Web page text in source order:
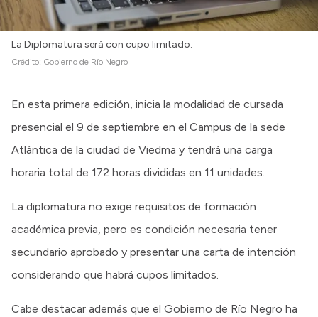
La Diplomatura será con cupo limitado.
Crédito: Gobierno de Río Negro
En esta primera edición, inicia la modalidad de cursada
presencial el 9 de septiembre en el Campus de la sede
Atlántica de la ciudad de Viedma y tendrá una carga
horaria total de 172 horas divididas en 11 unidades.
La diplomatura no exige requisitos de formación
académica previa, pero es condición necesaria tener
secundario aprobado y presentar una carta de intención
considerando que habrá cupos limitados.
Cabe destacar además que el Gobierno de Río Negro ha